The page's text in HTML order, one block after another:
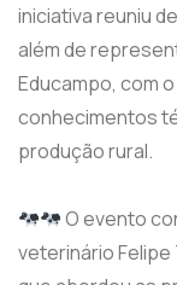
iniciativa reuniu
além de
Educampo, com
conhecimentos
produção rural.
O evento
veterinário